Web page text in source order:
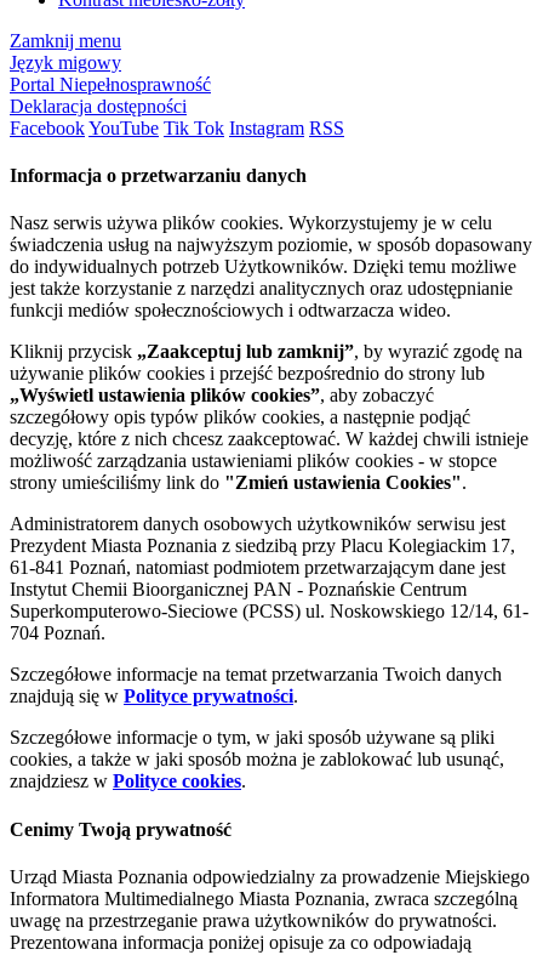
Zamknij menu
Język migowy
Portal Niepełnosprawność
Deklaracja dostępności
FacebookYouTube Tik Tok Instagram RSS
Informacja o przetwarzaniu danych
Nasz serwis używa plików cookies. Wykorzystujemy je w celu
świadczenia usług na najwyższym poziomie, w sposób dopasowany
do indywidualnych potrzeb Użytkowników. Dzięki temu możliwe
jest także korzystanie z narzędzi analitycznych oraz udostępnianie
funkcji mediów społecznościowych i odtwarzacza wideo.
Kliknij przycisk „Zaakceptuj lub zamknij”, by wyrazić zgodę na
używanie plików cookies i przejść bezpośrednio do strony lub
„Wyświetl ustawienia plików cookies”, aby zobaczyć
szczegółowy opis typów plików cookies, a następnie podjąć
decyzję, które z nich chcesz zaakceptować. W każdej chwili istnieje
możliwość zarządzania ustawieniami plików cookies - w stopce
strony umieściliśmy link do "Zmień ustawienia Cookies".
Administratorem danych osobowych użytkowników serwisu jest
Prezydent Miasta Poznania z siedzibą przy Placu Kolegiackim 17,
61-841 Poznań, natomiast podmiotem przetwarzającym dane jest
Instytut Chemii Bioorganicznej PAN - Poznańskie Centrum
Superkomputerowo-Sieciowe (PCSS) ul. Noskowskiego 12/14, 61-
704 Poznań.
Szczegółowe informacje na temat przetwarzania Twoich danych
znajdują się w Polityce prywatności.
Szczegółowe informacje o tym, w jaki sposób używane są pliki
cookies, a także w jaki sposób można je zablokować lub usunąć,
znajdziesz w Polityce cookies.
Cenimy Twoją prywatność
Urząd Miasta Poznania odpowiedzialny za prowadzenie Miejskiego
Informatora Multimedialnego Miasta Poznania, zwraca szczególną
uwagę na przestrzeganie prawa użytkowników do prywatności.
Prezentowana informacja poniżej opisuje za co odpowiadają